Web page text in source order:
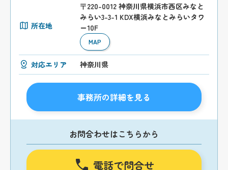
所在地
〒220-0012 神奈川県横浜市西区みなと
みらい3-3-1 KDX横浜みなとみらいタワ
ー10F
MAP
対応エリア 神奈川県
事務所の詳細を見る
お問合わせはこちらから
電話で問合せ